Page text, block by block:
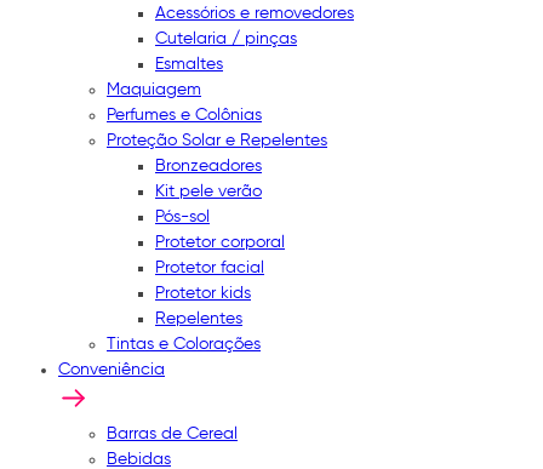
Acessórios e removedores
Cutelaria / pinças
Esmaltes
Maquiagem
Perfumes e Colônias
Proteção Solar e Repelentes
Bronzeadores
Kit pele verão
Pós-sol
Protetor corporal
Protetor facial
Protetor kids
Repelentes
Tintas e Colorações
Conveniência
Barras de Cereal
Bebidas